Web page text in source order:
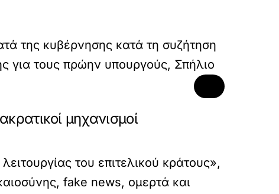
της κυβέρνησης κατά τη συζήτηση
για τους πρώην υπουργούς, Σπήλιο
μηχανισμοί
του επιτελικού κράτους»,
fake news, ομερτά και